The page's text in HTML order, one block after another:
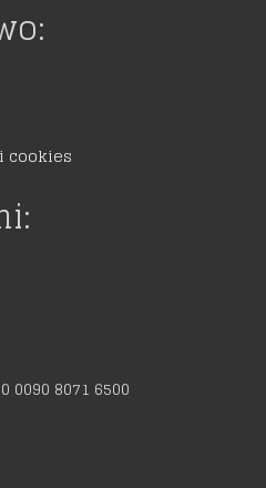
cookies
0090 8071 6500